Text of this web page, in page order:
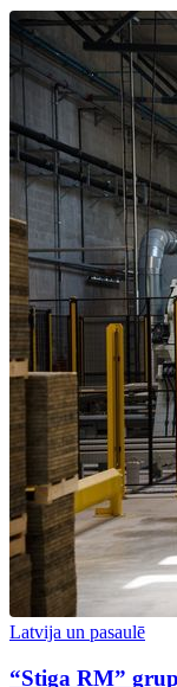
Latvija un pasaulē
“Stiga RM”